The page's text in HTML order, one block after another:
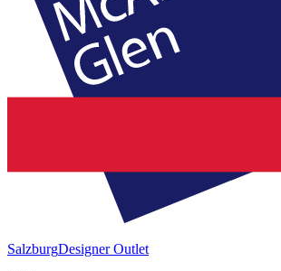
SalzburgDesigner Outlet